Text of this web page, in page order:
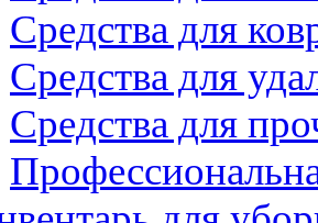
Средства для
Средства для
Средства для